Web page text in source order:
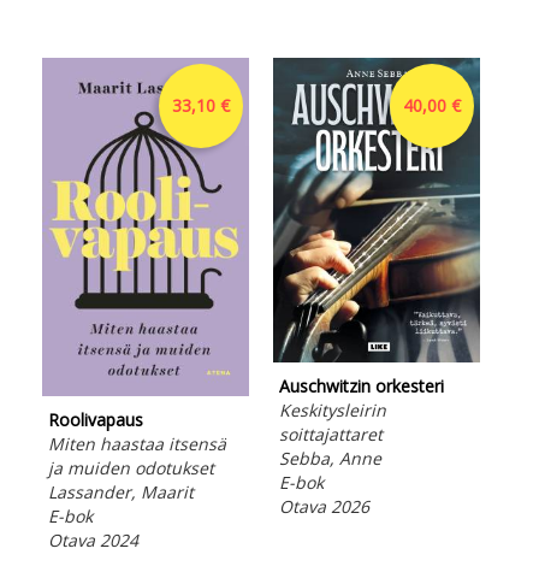
33,10 €
Roolivapaus
Miten haastaa itsensä
ja muiden odotukset
Lassander, Maarit
E-bok
Otava 2024
40,00 €
Auschwitzin orkesteri
Keskitysleirin
soittajattaret
Sebba, Anne
E-bok
Otava 2026